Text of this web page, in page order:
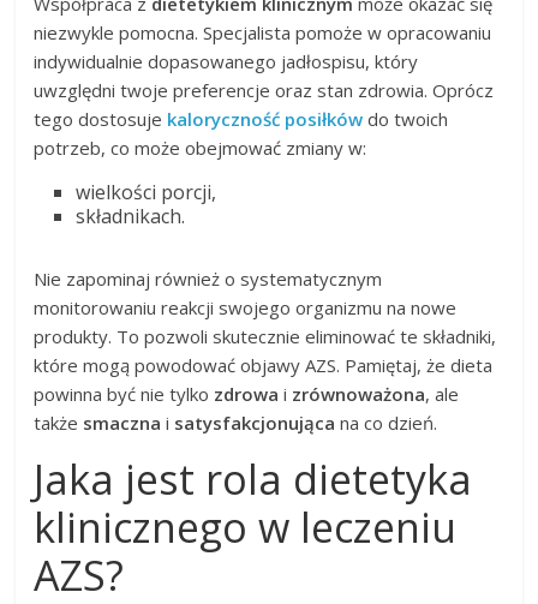
niezwykle pomocna. Specjalista pomoże w opracowaniu
indywidualnie dopasowanego jadłospisu, który
uwzględni twoje preferencje oraz stan zdrowia. Oprócz
tego dostosuje kaloryczność posiłków do twoich
potrzeb, co może obejmować zmiany w:
wielkości porcji,
składnikach.
Nie zapominaj również o systematycznym
monitorowaniu reakcji swojego organizmu na nowe
produkty. To pozwoli skutecznie eliminować te składniki,
które mogą powodować objawy AZS. Pamiętaj, że dieta
powinna być nie tylko zdrowa i zrównoważona, ale
także smaczna i satysfakcjonująca na co dzień.
Jaka jest rola dietetyka
klinicznego w leczeniu
AZS?